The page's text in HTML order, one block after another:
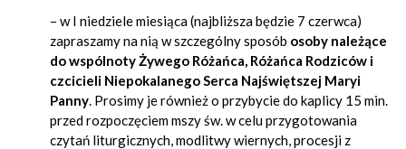
– w I niedziele miesiąca (najbliższa będzie 7 czerwca)
zapraszamy na nią w szczególny sposób osoby należące
dowspólnoty Żywego Różańca, Różańca Rodziców i
czcicieli Niepokalanego Serca Najświętszej Maryi
Panny. Prosimy je również o przybycie do kaplicy 15 min.
przed rozpoczęciem mszy św. w celu przygotowania
czytań liturgicznych, modlitwy wiernych, procesji z